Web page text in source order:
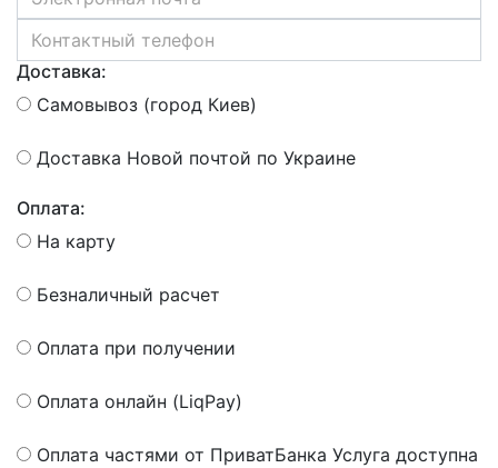
Доставка:
Самовывоз (город Киев)
Доставка Новой почтой по Украине
Оплата:
На карту
Безналичный расчет
Оплата при получении
Оплата онлайн (LiqPay)
Оплата частями от ПриватБанка Услуга доступна